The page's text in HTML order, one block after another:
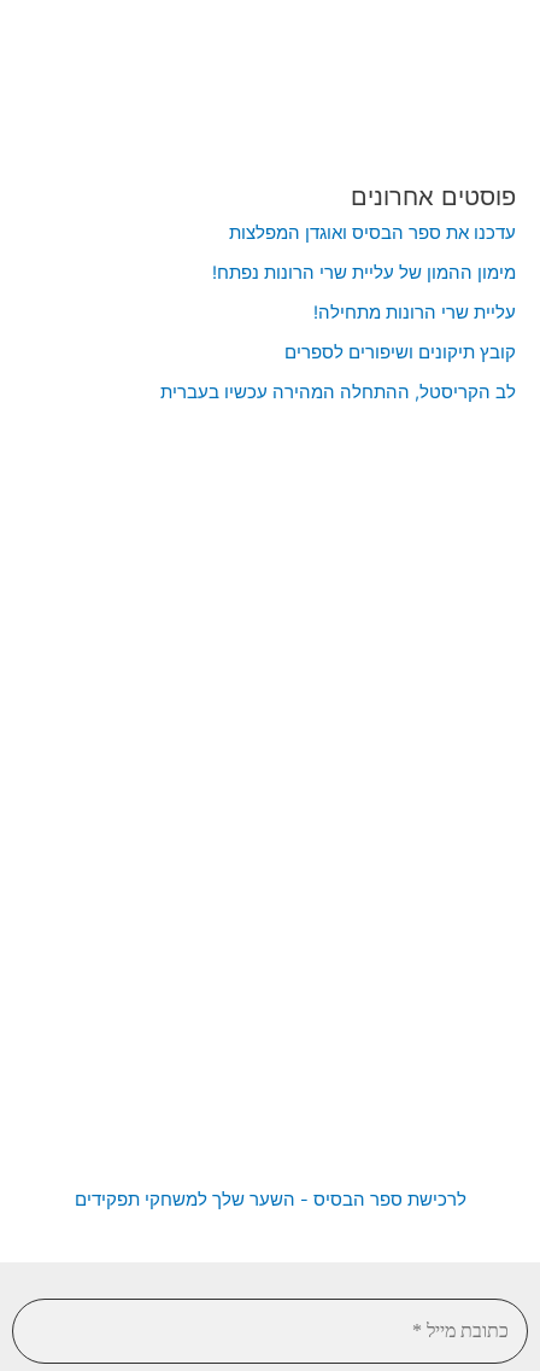
פוסטים אחרונים
עדכנו את ספר הבסיס ואוגדן המפלצות
מימון ההמון של עליית שרי הרונות נפתח!
עליית שרי הרונות מתחילה!
קובץ תיקונים ושיפורים לספרים
לב הקריסטל, ההתחלה המהירה עכשיו בעברית
לרכישת ספר הבסיס - השער שלך למשחקי תפקידים